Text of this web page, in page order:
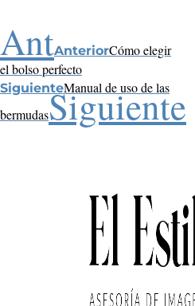
AntAnteriorCómo elegir
el bolso perfecto
SiguienteManual de uso de las
bermudasSiguiente